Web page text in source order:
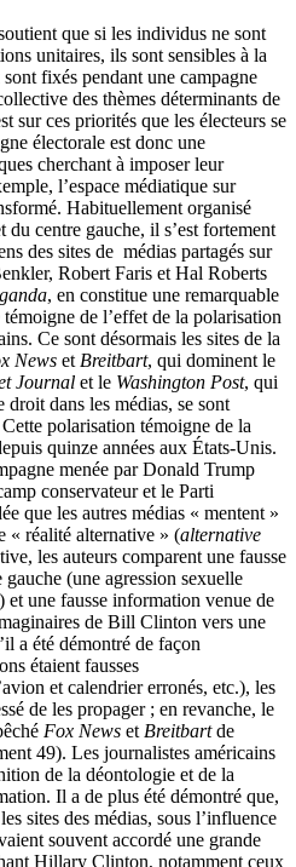
que si les individus ne sont
unitaires, ils sont sensibles à la
fixés pendant une campagne
des thèmes déterminants de
sur ces priorités que les électeurs se
électorale est donc une
cherchant à imposer leur
l’espace médiatique sur
Habituellement organisé
du centre gauche, il s’est fortement
des sites de médias partagés sur
Robert Faris et Hal Roberts
, en constitue une remarquable
de l’effet de la polarisation
Ce sont désormais les sites de la
News etBreitbart, qui dominent le
Journal et le Washington Post, qui
droit dans les médias, se sont
polarisation témoigne de la
quinze années aux États-Unis.
menée par Donald Trump
conservateur et le Parti
que les autres médias « mentent »
« réalité alternative » (alternative
les auteurs comparent une fausse
(une agression sexuelle
une fausse information venue de
de Bill Clinton vers une
a été démontré de façon
étaient fausses
et calendrier erronés, etc.), les
de les propager ; en revanche, le
Fox News etBreitbartde
49). Les journalistes américains
de la déontologie et de la
Il a de plus été démontré que,
sites des médias, sous l’influence
souvent accordé une grande
Hillary Clinton, notamment ceux